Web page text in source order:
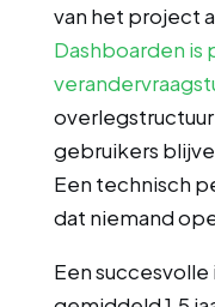
van het project
Dashboarden is
gebruikers
Een technisch
dat niemand
Een